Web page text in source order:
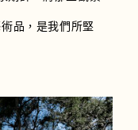
品，是我們所堅